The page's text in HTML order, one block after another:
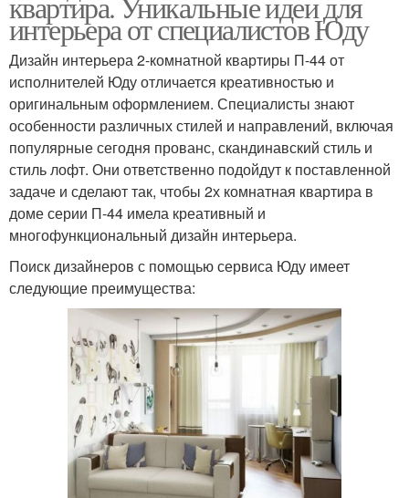
интерьера от специалистов Юду
Дизайн интерьера 2-комнатной квартиры П-44 от
исполнителей Юду отличается креативностью и
оригинальным оформлением. Специалисты знают
особенности различных стилей и направлений, включая
популярные сегодня прованс, скандинавский стиль и
стиль лофт. Они ответственно подойдут к поставленной
задаче и сделают так, чтобы 2х комнатная квартира в
доме серии П-44 имела креативный и
многофункциональный дизайн интерьера.
Поиск дизайнеров с помощью сервиса Юду имеет
следующие преимущества: